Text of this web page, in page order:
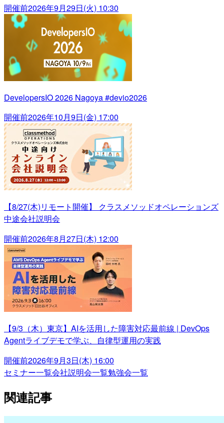
開催前2026年9月29日(火) 10:30
DevelopersIO 2026 Nagoya #devio2026
開催前2026年10月9日(金) 17:00
【8/27(木)リモート開催】 クラスメソッドオペレーションズ
中途会社説明会
開催前2026年8月27日(木) 12:00
【9/3（木）東京】AIを活用した障害対応最前線 | DevOps
Agentライブデモで学ぶ、自律型運用の実践
開催前2026年9月3日(木) 16:00
セミナー一覧会社説明会一覧勉強会一覧
関連記事